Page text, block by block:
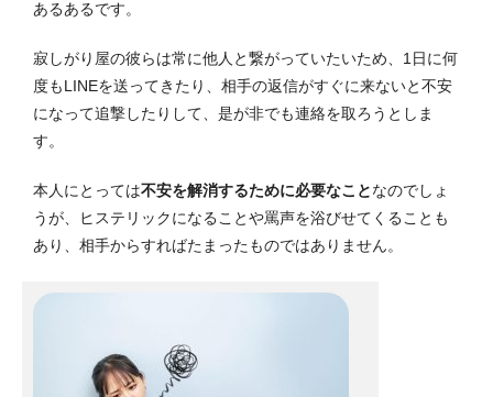
あるあるです。
寂しがり屋の彼らは常に他人と繋がっていたいため、1日に何
度もLINEを送ってきたり、相手の返信がすぐに来ないと不安
になって追撃したりして、是が非でも連絡を取ろうとしま
す。
本人にとっては不安を解消するために必要なことなのでしょ
うが、ヒステリックになることや罵声を浴びせてくることも
あり、相手からすればたまったものではありません。